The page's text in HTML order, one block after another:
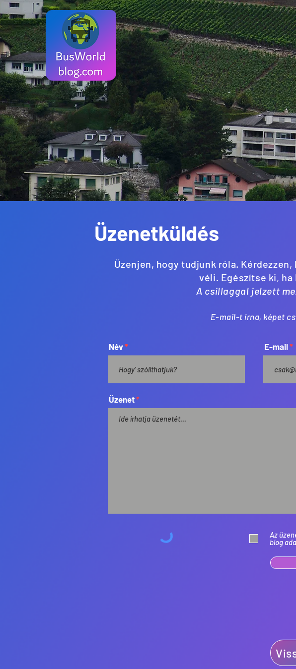
Üzenetküldés
Üzenjen, hogy tudjunk róla.
véli. Egészítse ki,
A csillaggal jelzett
E-mail-t írna, képet
Név E-mail
Üzenet
Az
blog